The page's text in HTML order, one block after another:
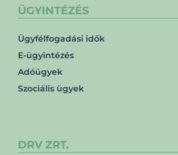
ÜGYINTÉZÉS
Ügyfélfogadási idők
E-ügyintézés
Adóügyek
Szociális ügyek
DRV ZRT.